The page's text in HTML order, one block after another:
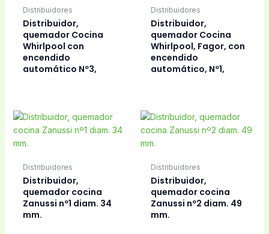
Distribuidores
Distribuidor,
quemador Cocina
Whirlpool con
encendido
automático Nº3,
Distribuidores
Distribuidor,
quemador Cocina
Whirlpool, Fagor, con
encendido
automático, Nº1,
Distribuidores
Distribuidor,
quemador cocina
Zanussi nº1 diam. 34
mm.
Distribuidores
Distribuidor,
quemador cocina
Zanussi nº2 diam. 49
mm.